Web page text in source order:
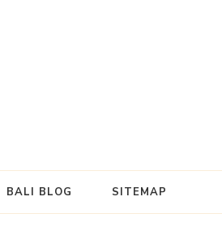
BALI BLOG SITEMAP